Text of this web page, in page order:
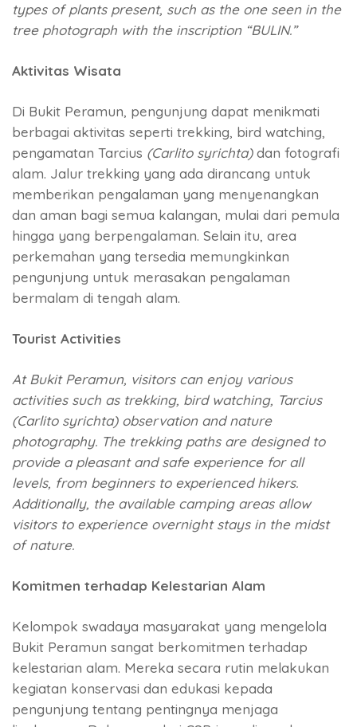
types of plants present, such as the one seen in the
tree photograph with the inscription “BULIN.”
Aktivitas Wisata
Di Bukit Peramun, pengunjung dapat menikmati
berbagai aktivitas seperti trekking, bird watching,
pengamatan Tarcius (Carlito syrichta)dan fotografi
alam. Jalur trekking yang ada dirancang untuk
memberikan pengalaman yang menyenangkan
dan aman bagi semua kalangan, mulai dari pemula
hingga yang berpengalaman. Selain itu, area
perkemahan yang tersedia memungkinkan
pengunjung untuk merasakan pengalaman
bermalam di tengah alam.
Tourist Activities
At Bukit Peramun, visitors can enjoy various
activities such as trekking, bird watching, Tarcius
(Carlito syrichta) observation and nature
photography. The trekking paths are designed to
provide a pleasant and safe experience for all
levels, from beginners to experienced hikers.
Additionally, the available camping areas allow
visitors to experience overnight stays in the midst
of nature.
Komitmen terhadap Kelestarian Alam
Kelompok swadaya masyarakat yang mengelola
Bukit Peramun sangat berkomitmen terhadap
kelestarian alam. Mereka secara rutin melakukan
kegiatan konservasi dan edukasi kepada
pengunjung tentang pentingnya menjaga